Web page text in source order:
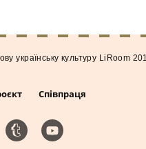
Співпраця
українську культуру LiRoom